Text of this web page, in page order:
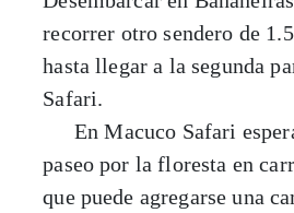
recorrer otro sendero de
hasta llegar a la segunda
Safari.
En Macuco Safari
paseo por la floresta en
que puede agregarse una